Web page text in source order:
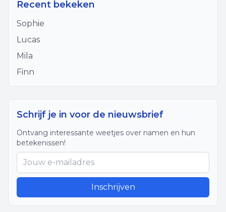
Recent bekeken
Sophie
Lucas
Mila
Finn
Schrijf je in voor de nieuwsbrief
Ontvang interessante weetjes over namen en hun
betekenissen!
Inschrijven